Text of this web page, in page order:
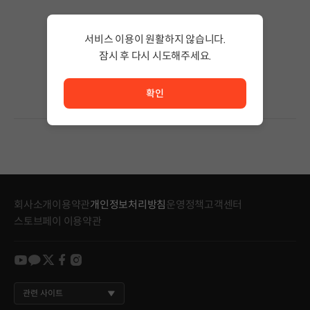
검색어의 단어 수를 줄이거나 필터조건을 변경하세요.
회사소개이용약관개인정보처리방침 운영정책고객센터
스토브페이 이용약관
youtube
kakao
twitter
facebook
instagram
관련 사이트
서비스 이용이 원활하지 않습니다.
잠시 후 다시 시도해주세요.
확인